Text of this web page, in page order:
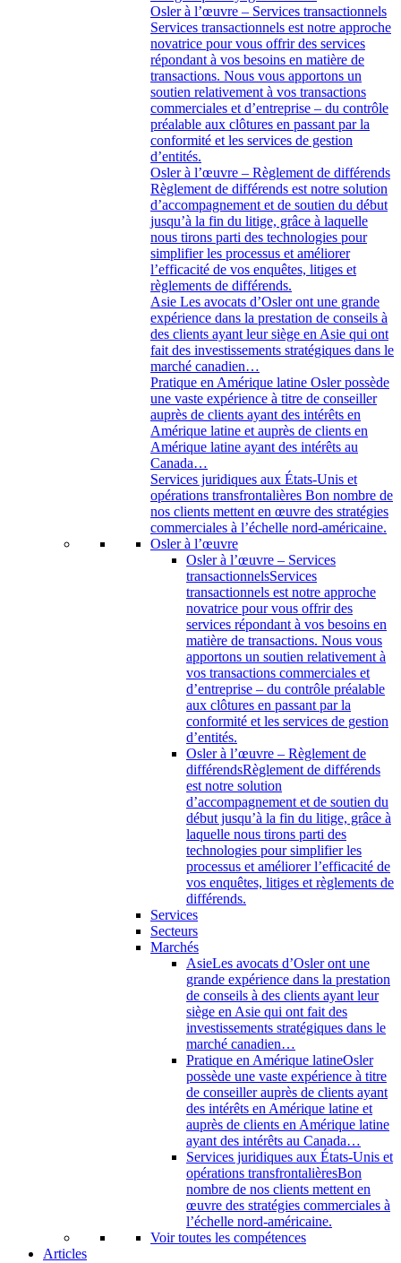
Osler à l’œuvre – Services transactionnels
Services transactionnels est notre approche
novatrice pour vous offrir des services
répondant à vos besoins en matière de
transactions. Nous vous apportons un
soutien relativement à vos transactions
commerciales et d’entreprise – du contrôle
préalable aux clôtures en passant par la
conformité et les services de gestion
d’entités.
Osler à l’œuvre – Règlement de différends
Règlement de différends est notre solution
d’accompagnement et de soutien du début
jusqu’à la fin du litige, grâce à laquelle
nous tirons parti des technologies pour
simplifier les processus et améliorer
l’efficacité de vos enquêtes, litiges et
règlements de différends.
Asie Les avocats d’Osler ont une grande
expérience dans la prestation de conseils à
des clients ayant leur siège en Asie qui ont
fait des investissements stratégiques dans le
marché canadien…
Pratique en Amérique latine Osler possède
une vaste expérience à titre de conseiller
auprès de clients ayant des intérêts en
Amérique latine et auprès de clients en
Amérique latine ayant des intérêts au
Canada…
Services juridiques aux États-Unis et
opérations transfrontalières Bon nombre de
nos clients mettent en œuvre des stratégies
commerciales à l’échelle nord-américaine.
Osler à l’œuvre
Osler à l’œuvre – Services
transactionnelsServices
transactionnels est notre approche
novatrice pour vous offrir des
services répondant à vos besoins en
matière de transactions. Nous vous
apportons un soutien relativement à
vos transactions commerciales et
d’entreprise – du contrôle préalable
aux clôtures en passant par la
conformité et les services de gestion
d’entités.
Osler à l’œuvre – Règlement de
différendsRèglement de différends
est notre solution
d’accompagnement et de soutien du
début jusqu’à la fin du litige, grâce à
laquelle nous tirons parti des
technologies pour simplifier les
processus et améliorer l’efficacité de
vos enquêtes, litiges et règlements de
différends.
Services
Secteurs
Marchés
AsieLes avocats d’Osler ont une
grande expérience dans la prestation
de conseils à des clients ayant leur
siège en Asie qui ont fait des
investissements stratégiques dans le
marché canadien…
Pratique en Amérique latineOsler
possède une vaste expérience à titre
de conseiller auprès de clients ayant
des intérêts en Amérique latine et
auprès de clients en Amérique latine
ayant des intérêts au Canada…
Services juridiques aux États-Unis et
opérations transfrontalièresBon
nombre de nos clients mettent en
œuvre des stratégies commerciales à
l’échelle nord-américaine.
Voir toutes les compétences
Articles